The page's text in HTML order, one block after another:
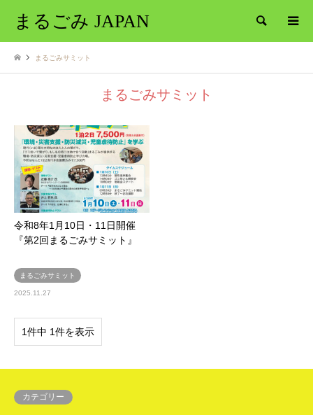
まるごみ JAPAN 検索
まるごみサミット
まるごみサミット
令和8年1月10日・11日開催
『第2回まるごみサミット』
まるごみサミット
2025.11.27
1件中 1件を表示
カテゴリー